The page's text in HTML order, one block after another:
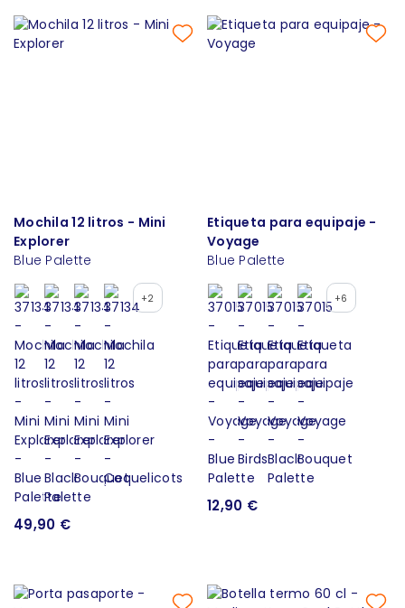
Mochila 12 litros - Mini
Explorer
Blue Palette
+2
49,90 €
Etiqueta para equipaje -
Voyage
Blue Palette
+6
12,90 €